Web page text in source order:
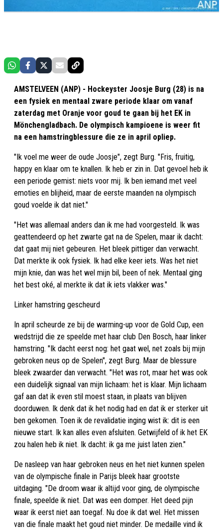
AMSTELVEEN (ANP) - Hockeyster Joosje Burg (28) is na
een fysiek en mentaal zware periode klaar om vanaf
zaterdag met Oranje voor goud te gaan bij het EK in
Mönchengladbach. De olympisch kampioene is weer fit
na een hamstringblessure die ze in april opliep.
"Ik voel me weer de oude Joosje", zegt Burg. "Fris, fruitig,
happy en klaar om te knallen. Ik heb er zin in. Dat gevoel heb ik
een periode gemist: niets voor mij. Ik ben iemand met veel
emoties en blijheid, maar de eerste maanden na olympisch
goud voelde ik dat niet."
"Het was allemaal anders dan ik me had voorgesteld. Ik was
geattendeerd op het zwarte gat na de Spelen, maar ik dacht:
dat gaat mij niet gebeuren. Het bleek pittiger dan verwacht.
Dat merkte ik ook fysiek. Ik had elke keer iets. Was het niet
mijn knie, dan was het wel mijn bil, been of nek. Mentaal ging
het best oké, al merkte ik dat ik iets vlakker was."
Linker hamstring gescheurd
In april scheurde ze bij de warming-up voor de Gold Cup, een
wedstrijd die ze speelde met haar club Den Bosch, haar linker
hamstring. "Ik dacht eerst nog: het gaat wel, net zoals bij mijn
gebroken neus op de Spelen", zegt Burg. Maar de blessure
bleek zwaarder dan verwacht. "Het was rot, maar het was ook
een duidelijk signaal van mijn lichaam: het is klaar. Mijn lichaam
gaf aan dat ik even stil moest staan, in plaats van blijven
doorduwen. Ik denk dat ik het nodig had en dat ik er sterker uit
ben gekomen. Toen ik de revalidatie inging wist ik: dit is een
nieuwe start. Ik kan alles even afsluiten. Getwijfeld of ik het EK
zou halen heb ik niet. Ik dacht: ik ga me juist laten zien."
De nasleep van haar gebroken neus en het niet kunnen spelen
van de olympische finale in Parijs bleek haar grootste
uitdaging. "De droom waar ik altijd voor ging, de olympische
finale, speelde ik niet. Dat was een domper. Het deed pijn
waar ik eerst niet aan toegaf. Nu doe ik dat wel. Het missen
van die finale maakt het goud niet minder. De medaille vind ik